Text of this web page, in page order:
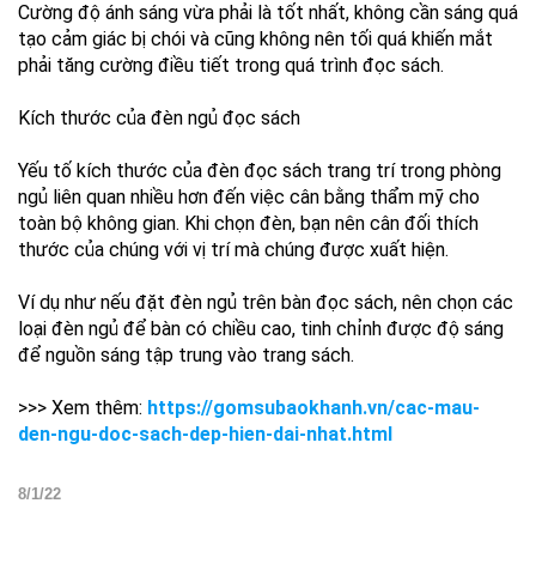
Cường độ ánh sáng vừa phải là tốt nhất, không cần sáng quá
tạo cảm giác bị chói và cũng không nên tối quá khiến mắt
phải tăng cường điều tiết trong quá trình đọc sách.
Kích thước của đèn ngủ đọc sách
Yếu tố kích thước của đèn đọc sách trang trí trong phòng
ngủ liên quan nhiều hơn đến việc cân bằng thẩm mỹ cho
toàn bộ không gian. Khi chọn đèn, bạn nên cân đối thích
thước của chúng với vị trí mà chúng được xuất hiện.
Ví dụ như nếu đặt đèn ngủ trên bàn đọc sách, nên chọn các
loại đèn ngủ để bàn có chiều cao, tinh chỉnh được độ sáng
để nguồn sáng tập trung vào trang sách.
>>> Xem thêm: https://gomsubaokhanh.vn/cac-mau-
den-ngu-doc-sach-dep-hien-dai-nhat.html
8/1/22